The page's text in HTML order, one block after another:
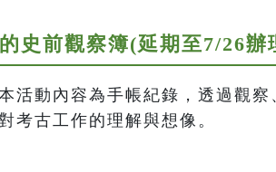
史前觀察簿(延期至7/26辦
活動內容為手帳紀錄，透過觀
考古工作的理解與想像。